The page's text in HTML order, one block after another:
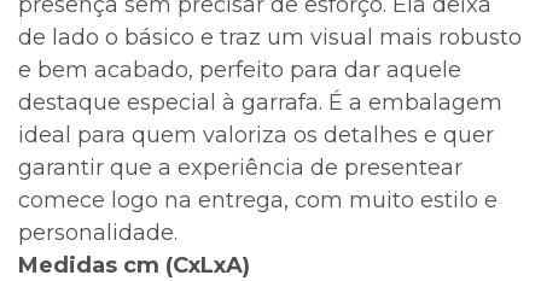
de lado o básico e traz um visual mais robusto
e bem acabado, perfeito para dar aquele
destaque especial à garrafa. É a embalagem
ideal para quem valoriza os detalhes e quer
garantir que a experiência de presentear
comece logo na entrega, com muito estilo e
personalidade.
Medidas cm (CxLxA)